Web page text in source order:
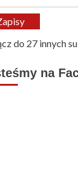
do 27 innych
na